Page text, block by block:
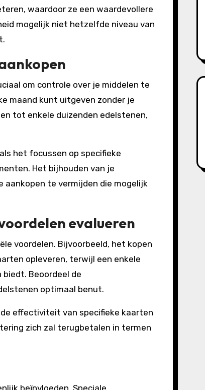
waardoor ze een waardevollere
mogelijk niet hetzelfde niveau van
om controle over je middelen te
maand kunt uitgeven zonder je
tot enkele duizenden edelstenen,
het focussen op specifieke
Het bijhouden van je
aankopen te vermijden die mogelijk
evalueren
voordelen. Bijvoorbeeld, het kopen
opleveren, terwijl een enkele
Beoordeel de
optimaal benut.
de effectiviteit van specifieke kaarten
zich zal terugbetalen in termen